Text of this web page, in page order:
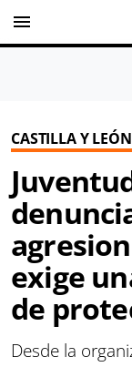
menu
CASTILLA Y LEÓN
exige
de
Desde la